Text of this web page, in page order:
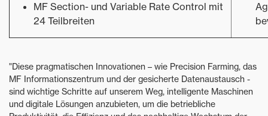
MF Section- und Variable Rate Control mit
24 Teilbreiten
"Diese pragmatischen Innovationen – wie Precision Farming, das
MF Informationszentrum und der gesicherte Datenaustausch -
sind wichtige Schritte auf unserem Weg, intelligente Maschinen
und digitale Lösungen anzubieten, um die betriebliche